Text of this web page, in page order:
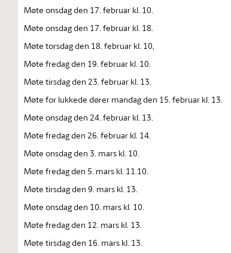
Møte onsdag den 17. februar kl. 10.
Møte onsdag den 17. februar kl. 18.
Møte torsdag den 18. februar kl. 10,
Møte fredag den 19. februar kl. 10.
Møte tirsdag den 23. februar kl. 13.
Møte for lukkede dører mandag den 15. februar kl. 13.
Møte onsdag den 24. februar kl. 13.
Møte fredag den 26. februar kl. 14.
Møte onsdag den 3. mars kl. 10.
Møte fredag den 5. mars kl. 11.10.
Møte tirsdag den 9. mars kl. 13.
Møte onsdag den 10. mars kl. 10.
Møte fredag den 12. mars kl. 13.
Møte tirsdag den 16. mars kl. 13.